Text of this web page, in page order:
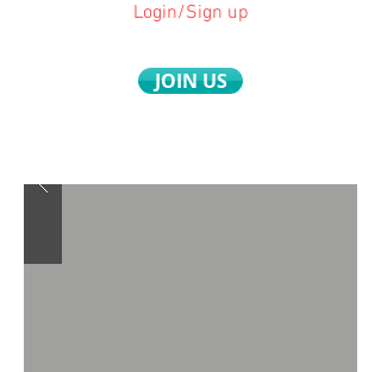
Login/Sign up
JOIN US